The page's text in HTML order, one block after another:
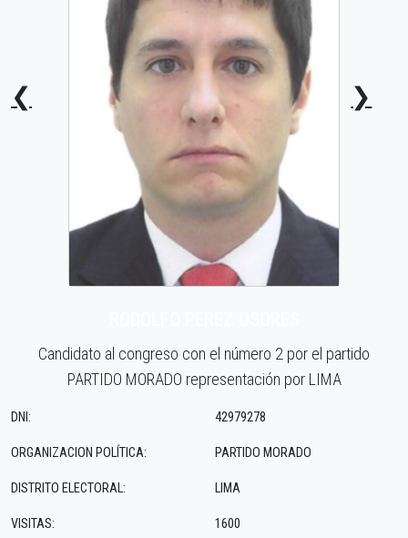
❮ ❯
Candidato al congreso con el número 2 por el partido
PARTIDO MORADO representación por LIMA
DNI:
ORGANIZACION POLÍTICA:
DISTRITO ELECTORAL:
VISITAS:
42979278
PARTIDO MORADO
LIMA
1600